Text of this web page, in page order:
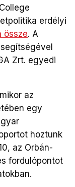
erdélyi
össze. A
Zrt. egyedi
az
egy
hoztunk
az Orbán-
fordulópontot